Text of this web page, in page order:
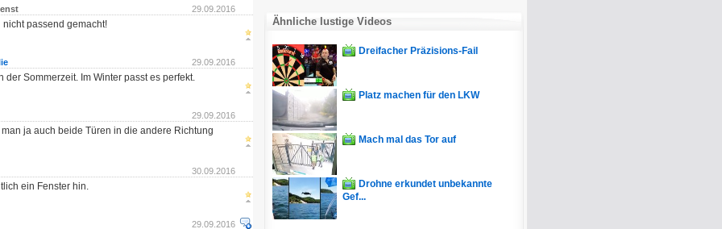
29.09.2016
nicht passend gemacht!
29.09.2016
der Sommerzeit. Im Winter passt es perfekt.
29.09.2016
ja auch beide Türen in die andere Richtung
30.09.2016
ein Fenster hin.
29.09.2016
Ähnliche lustige Videos
Dreifacher Präzisions-Fail
Platz machen für den LKW
Mach mal das Tor auf
Drohne erkundet unbekannte
Gef...